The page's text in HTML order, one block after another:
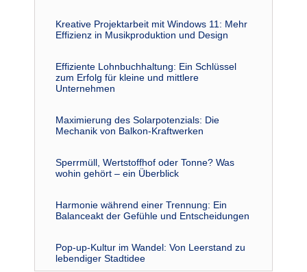
Kreative Projektarbeit mit Windows 11: Mehr
Effizienz in Musikproduktion und Design
Effiziente Lohnbuchhaltung: Ein Schlüssel
zum Erfolg für kleine und mittlere
Unternehmen
Maximierung des Solarpotenzials: Die
Mechanik von Balkon-Kraftwerken
Sperrmüll, Wertstoffhof oder Tonne? Was
wohin gehört – ein Überblick
Harmonie während einer Trennung: Ein
Balanceakt der Gefühle und Entscheidungen
Pop-up-Kultur im Wandel: Von Leerstand zu
lebendiger Stadtidee